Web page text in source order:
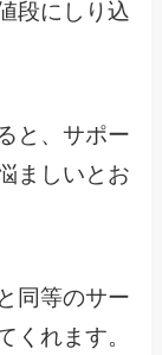
段にしり込
と、サポー
ましいとお
同等のサー
くれます。